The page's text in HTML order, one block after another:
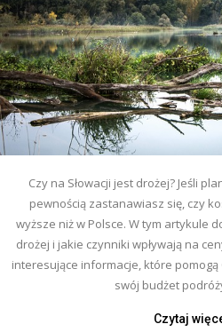
Czy na Słowacji jest drożej? Jeśli
pewnością zastanawiasz się, czy
wyższe niż w Polsce. W tym artykule
drożej i jakie czynniki wpływają na
interesujące informacje, które
swój budżet
Czytaj